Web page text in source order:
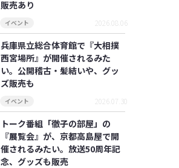
販売あり
イベント 2026.08.06
兵庫県立総合体育館で『大相撲
西宮場所』が開催されるみた
い。公開稽古・髪結いや、グッ
ズ販売も
イベント 2026.07.30
トーク番組「徹子の部屋」の
『展覧会』が、京都高島屋で開
催されるみたい。放送50周年記
念、グッズも販売